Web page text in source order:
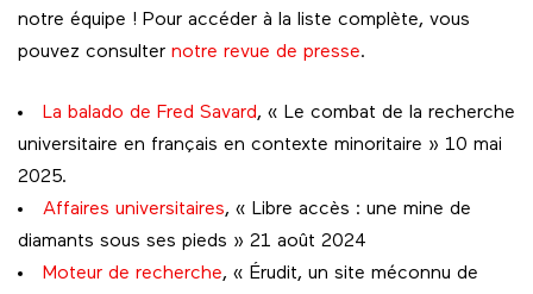
notre équipe ! Pour accéder à la liste complète, vous
pouvez consulter notre revue de presse.
La balado de Fred Savard, « Le combat de la recherche
universitaire en français en contexte minoritaire » 10 mai
2025.
Affaires universitaires, « Libre accès : une mine de
diamants sous ses pieds » 21 août 2024
Moteur de recherche, « Érudit, un site méconnu de